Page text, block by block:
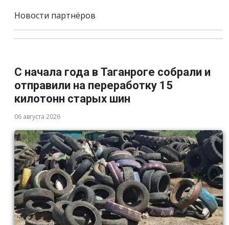
Новости партнёров
С начала года в Таганроге собрали и
отправили на переработку 15
килотонн старых шин
06 августа 2026